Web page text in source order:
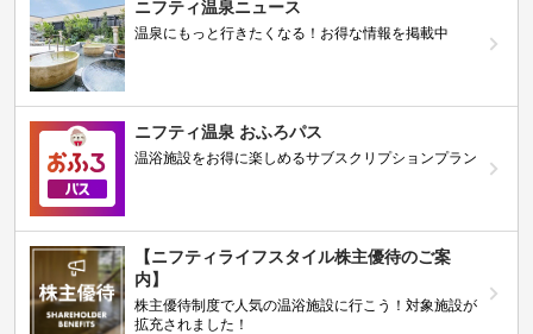
ニフティ温泉ニュース
温泉にもっと行きたくなる！お得な情報を掲載中
ニフティ温泉 おふろパス
温浴施設をお得に楽しめるサブスクリプションプラン
【ニフティライフスタイル株主優待のご案
内】
株主優待制度で人気の温浴施設に行こう！対象施設が
拡充されました！